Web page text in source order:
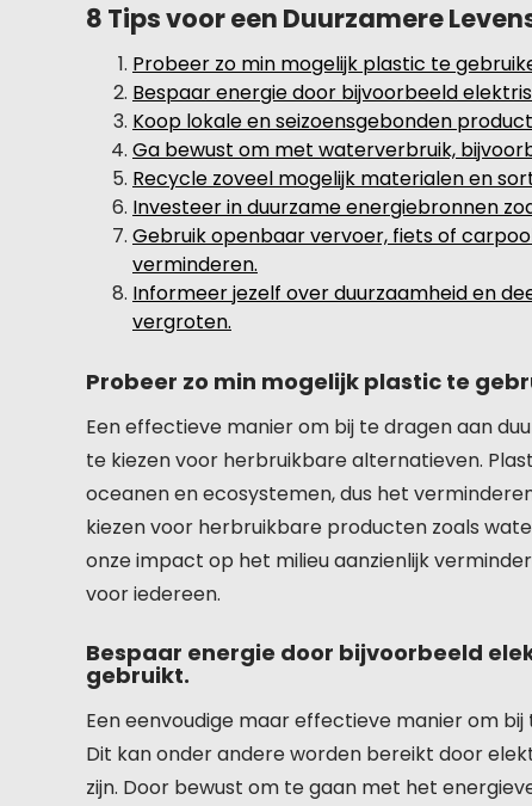
8 Tips voor een Duurzamere
Probeer zo min mogelijk plastic te
Bespaar energie door bijvoorbeeld
Koop lokale en seizoensgebonden
Ga bewust om met waterverbruik,
Recycle zoveel mogelijk materialen en
Investeer in duurzame energiebronnen
Gebruik openbaar vervoer, fiets of
verminderen.
Informeer jezelf over duurzaamheid en
vergroten.
Probeer zo min mogelijk plastic te
Een effectieve manier om bij te dragen aan
te kiezen voor herbruikbare alternatieven.
oceanen en ecosystemen, dus het
kiezen voor herbruikbare producten zoals
onze impact op het milieu aanzienlijk
voor iedereen.
Bespaar energie door bijvoorbeeld
gebruikt.
Een eenvoudige maar effectieve manier om
Dit kan onder andere worden bereikt door
zijn. Door bewust om te gaan met het